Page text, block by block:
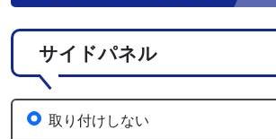
サイドパネル
取り付けしない